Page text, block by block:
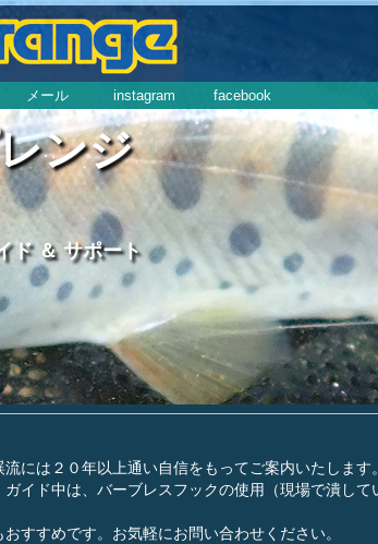
メール instagram facebook
ンジ
ド ＆ サポート
は２０年以上通い自信をもってご案内いたします
イド中は、バーブレスフックの使用（現場で潰し
すすめです。お気軽にお問い合わせください。